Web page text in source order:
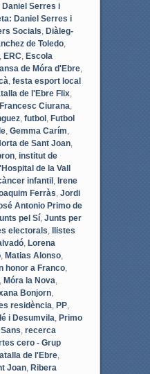
Daniel Serres i
Daniel Serres i
Socials, Diàleg-
de Toledo,
ERC, Escola
de Móra d'Ebre,
, festa esport local
de l'Ebre Flix,
Francesc Ciurana,
, futbol , Futbol
, Gemma Carím,
de Sant Joan,
, institut de
de la Vall
infantil , Irene
Ferràs, Jordi
Antonio Primo de
pel Sí, Junts per
electorals,
llistes
, Lorena
, Matias Alonso,
honor a Franco,
Móra la Nova,
Bonjorn,
residència, PP,
i Desumvila, Primo
, recerca
cero - Grup
de l'Ebre,
Joan, Ribera